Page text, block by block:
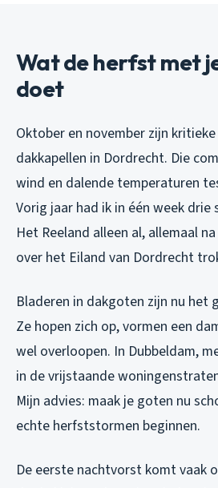
Wat de herfst met
doet
Oktober en november zijn
dakkapellen in Dordrecht. Die
wind en dalende temperaturen
Vorig jaar had ik in één week
Het Reeland alleen al, allemaal
over het Eiland van Dordrecht
Bladeren in dakgoten zijn nu het
Ze hopen zich op, vormen een
wel overloopen. In Dubbeldam,
in de vrijstaande
Mijn advies: maak je goten nu
echte herfststormen beginnen.
De eerste nachtvorst komt vaak